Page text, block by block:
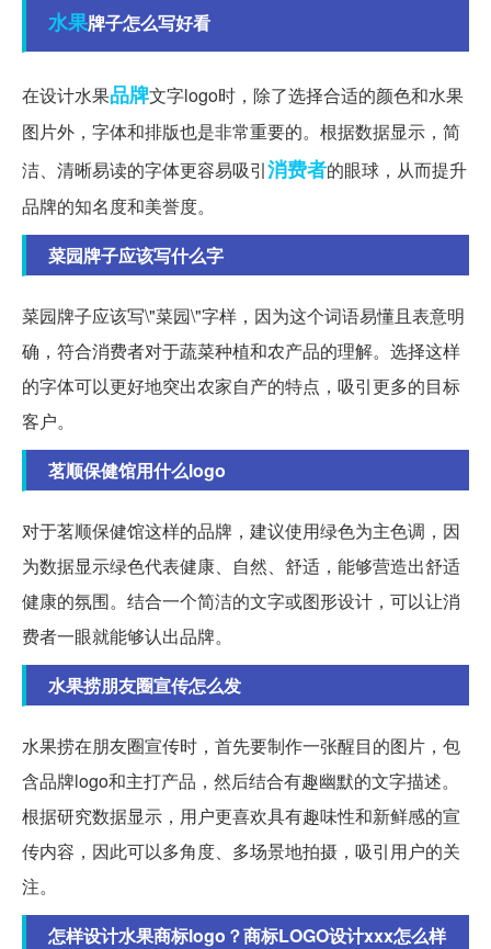
水果牌子怎么写好看
在设计水果品牌文字logo时，除了选择合适的颜色和水果
图片外，字体和排版也是非常重要的。根据数据显示，简
洁、清晰易读的字体更容易吸引消费者的眼球，从而提升
品牌的知名度和美誉度。
菜园牌子应该写什么字
菜园牌子应该写\"菜园\"字样，因为这个词语易懂且表意明
确，符合消费者对于蔬菜种植和农产品的理解。选择这样
的字体可以更好地突出农家自产的特点，吸引更多的目标
客户。
茗顺保健馆用什么logo
对于茗顺保健馆这样的品牌，建议使用绿色为主色调，因
为数据显示绿色代表健康、自然、舒适，能够营造出舒适
健康的氛围。结合一个简洁的文字或图形设计，可以让消
费者一眼就能够认出品牌。
水果捞朋友圈宣传怎么发
水果捞在朋友圈宣传时，首先要制作一张醒目的图片，包
含品牌logo和主打产品，然后结合有趣幽默的文字描述。
根据研究数据显示，用户更喜欢具有趣味性和新鲜感的宣
传内容，因此可以多角度、多场景地拍摄，吸引用户的关
注。
怎样设计水果商标logo？商标LOGO设计xxx怎么样